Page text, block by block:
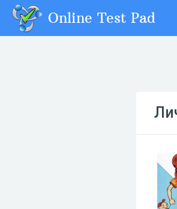
Online Test Pad